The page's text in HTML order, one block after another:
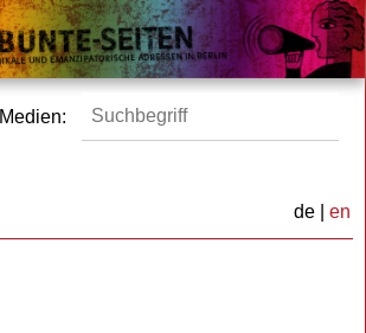
Medien:
de | en